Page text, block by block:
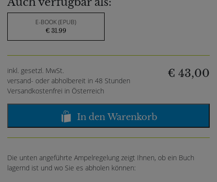
E-BOOK (EPUB)
€ 31.99
inkl. gesetzl. MwSt.
versand- oder abholbereit in 48 Stunden
Versandkostenfrei in Österreich
€ 43,00
In den Warenkorb
Die unten angeführte Ampelregelung zeigt Ihnen, ob ein Buch
lagernd ist und wo Sie es abholen können: